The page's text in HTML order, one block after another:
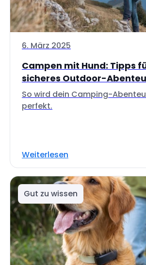
6. März 2025
Campen mit Hund: Tipps
sicheres Outdoor-
So wird dein Camping-
perfekt.
Weiterlesen
Gut zu wissen